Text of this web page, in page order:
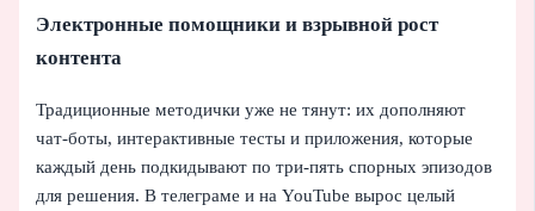
Электронные помощники и взрывной рост
контента
Традиционные методички уже не тянут: их дополняют
чат-боты, интерактивные тесты и приложения, которые
каждый день подкидывают по три‑пять спорных эпизодов
для решения. В телеграме и на YouTube вырос целый